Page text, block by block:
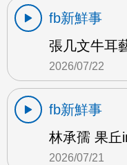
fb新鮮事
張几文牛耳
2026/07/22
fb新鮮事
林承孺 果丘
2026/07/21